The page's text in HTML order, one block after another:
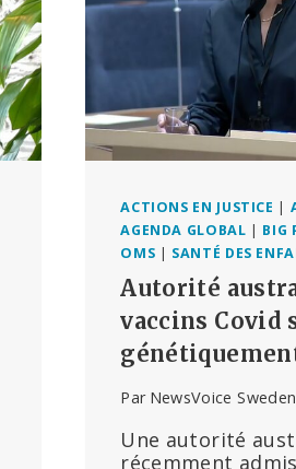
ACTIONS EN JUSTICE |
AGENDA GLOBAL | BIG
OMS | SANTÉ DES
Autorité
vaccins Covid
Par NewsVoice Sweden
Une autorité
récemment